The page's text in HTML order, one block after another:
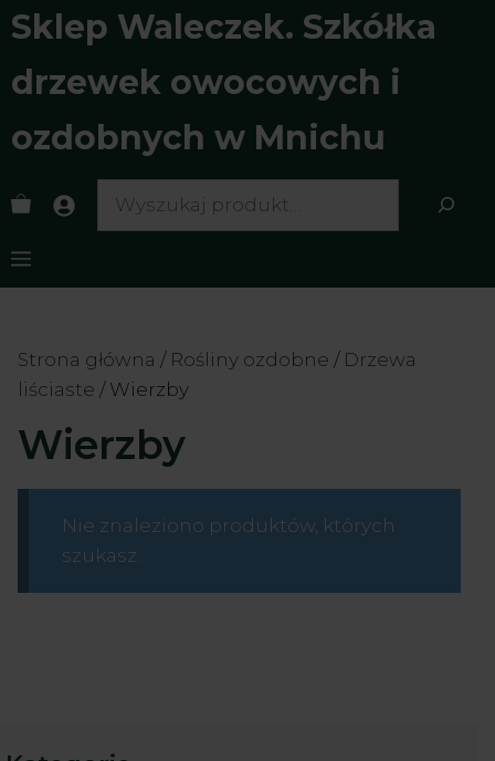
Przejdź
do
treści
Sklep Waleczek. Szkółka
drzewek owocowych i
ozdobnych w Mnichu
Menu
Search
Strona główna / Rośliny ozdobne / Drzewa
liściaste / Wierzby
Wierzby
Nie znaleziono produktów, których
szukasz.